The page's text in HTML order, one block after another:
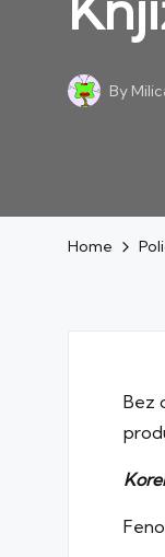
PostedBy
Home
Bez